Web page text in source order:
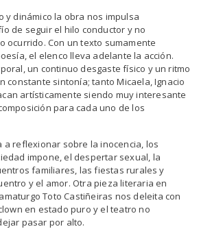
y dinámico la obra nos impulsa
de seguir el hilo conductor y no
ocurrido. Con un texto sumamente
el elenco lleva adelante la acción.
un continuo desgaste físico y un ritmo
constante sintonía; tanto Micaela, Ignacio
artísticamente siendo muy interesante
para cada uno de los
a reflexionar sobre la inocencia, los
impone, el despertar sexual, la
familiares, las fiestas rurales y
y el amor. Otra pieza literaria en
Toto Castiñeiras nos deleita con
en estado puro y el teatro no
pasar por alto.